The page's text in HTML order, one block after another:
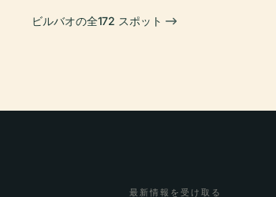
ビルバオの全172 スポット
最新情報を受け取る